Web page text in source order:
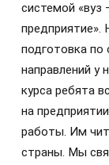
системой «вуз
предприятие».
подготовка по
направлений у
курса ребята
на
работы. Им
страны. Мы